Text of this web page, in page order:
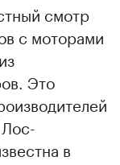
смотр
с моторами
Это
в